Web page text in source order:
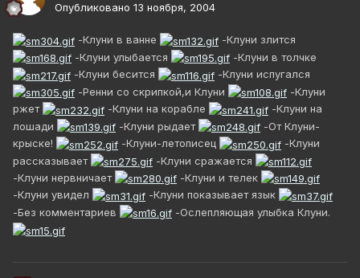
Опубликовано 13 ноября, 2004
-Клуни в ванне
-Клуни злится
-Клуни улыбается
-Клуни в толчке
-Клуни бесится
-Клуни испугался
-Ренни со скрипкой,и Клуни
-Клуни
ржет
-Клуни на корабле
-Клуни на
лошади
-Клуни рыдает
-От Клуни-
крыске!
-Клуни-летописец
-Клуни
рассказывает
-Клуни сражается
-Клуни нервничает
-Клуни и телек
-Клуни увидел
-Клуни показывает язык
-Без комментариев
-Ослепляющая улыбка Клуни.